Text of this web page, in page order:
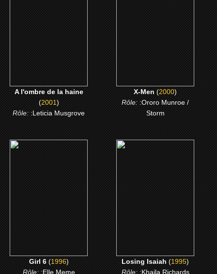
CLICK ME
A l'ombre de la haine
(2001)
Rôle::Leticia Musgrove
CLICK ME
X-Men(2000)
Rôle::Ororo Munroe /
Storm
(1996)
Girl 6
CLICK ME
Girl 6(1996)
Rôle::Elle Meme
(1995)
Losing Isaiah
CLICK ME
Losing Isaiah(1995)
Rôle::Khaila Richards